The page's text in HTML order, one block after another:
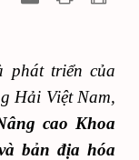
phát triển của
Hải Việt Nam,
cao Khoa
bản địa hóa